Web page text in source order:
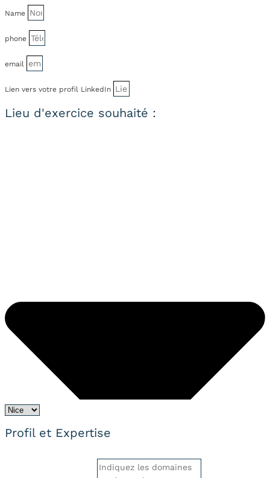
Name
phone
email
Lien vers votre profil LinkedIn
Lieu d'exercice souhaité :
Profil et Expertise